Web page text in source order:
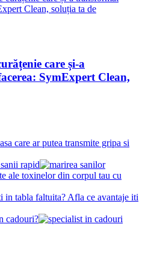
care și-a
SymExpert Clean,
care ar putea transmite gripa si
rapid
ale toxinelor din corpul tau cu
in tabla faltuita? Afla ce avantaje iti
cadouri?